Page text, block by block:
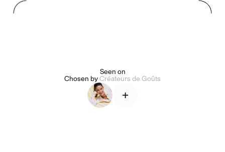
Seen on
Chosen byCréateurs de Goûts
+